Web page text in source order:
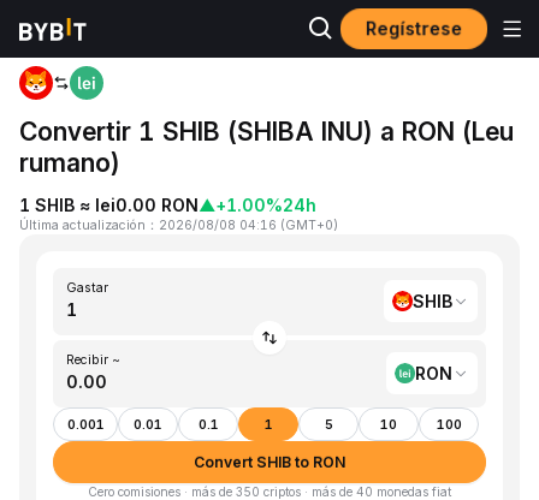
Regístrese
Inicio SHIB to RON
Convertir 1 SHIB (SHIBA INU) a RON (Leu
rumano)
1 SHIB ≈ lei0.00 RON▲+1.00%24h
Última actualización ： 2026/08/08 04:16 (GMT+0)
Gastar
SHIB
Recibir ~
RON
0.001 0.01 0.1 1 5 10 100
Convert SHIB to RON
Cero comisiones · más de 350 criptos · más de 40 monedas fiat